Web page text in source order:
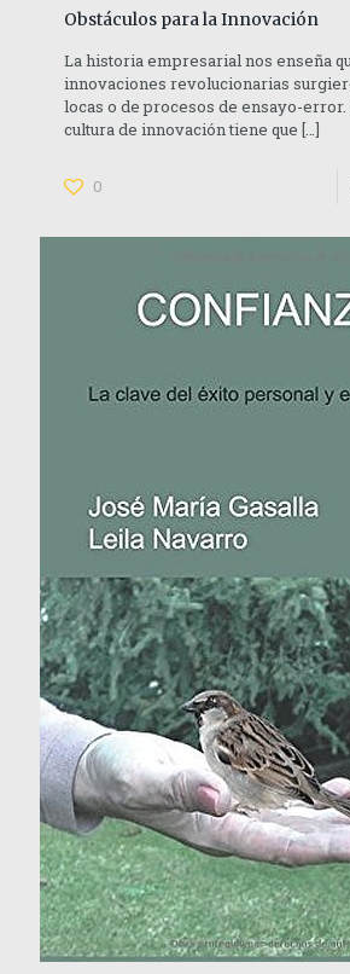
Obstáculos para la Innovación
La historia empresarial nos enseña
innovaciones revolucionarias
locas o de procesos de ensayo-error.
cultura de innovación tiene que […]
0